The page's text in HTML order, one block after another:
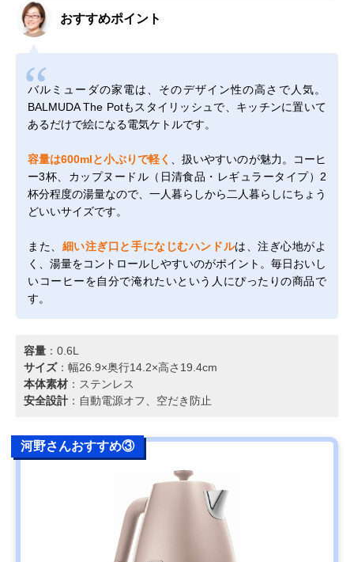
おすすめポイント
バルミューダの家電は、そのデザイン性の高さで人気。
BALMUDA The Potもスタイリッシュで、キッチンに置いて
あるだけで絵になる電気ケトルです。
容量は600mlと小ぶりで軽く
、扱いやすいのが魅力。コーヒ
ー3杯、カップヌードル（日清食品・レギュラータイプ）2
杯分程度の湯量なので、一人暮らしから二人暮らしにちょう
どいいサイズです。
また、 細い注ぎ口と手になじむハンドルは、注ぎ心地がよ
く、湯量をコントロールしやすいのがポイント。毎日おいし
いコーヒーを自分で淹れたいという人にぴったりの商品で
す。
容量 ：0.6L
サイズ：幅26.9×奥行14.2×高さ19.4cm
本体素材 ：ステンレス
安全設計 ：自動電源オフ、空だき防止
河野さんおすすめ③